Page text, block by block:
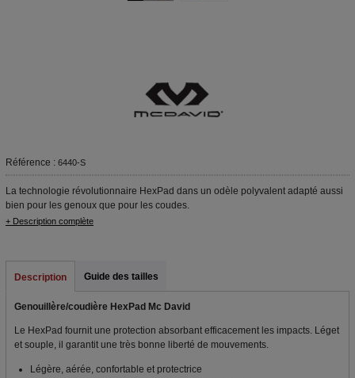
Référence : 6440-S
La technologie révolutionnaire HexPad dans un odèle polyvalent adapté aussi
bien pour les genoux que pour les coudes.
+ Description complète
Description Guide des tailles
Genouillère/coudière HexPad Mc David
Le HexPad fournit une protection absorbant efficacement les impacts. Léget
et souple, il garantit une très bonne liberté de mouvements.
Légère, aérée, confortable et protectrice